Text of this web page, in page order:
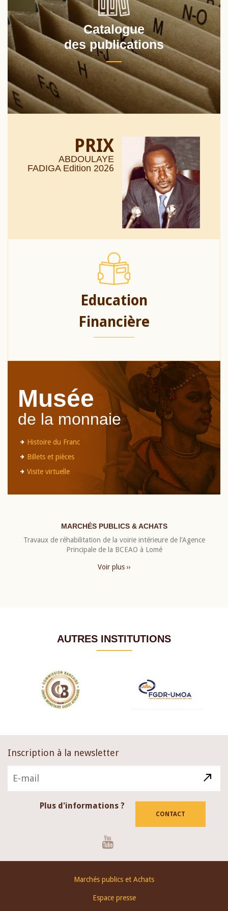
Catalogue
des publications
PRIX
ABDOULAYE
FADIGA Edition 2026
Education
Financière
Musée
de la monnaie
Histoire du Franc
Billets et pièces
Visite virtuelle
MARCHÉS PUBLICS & ACHATS
Travaux de réhabilitation de la voirie intérieure de l’Agence
Principale de la BCEAO à Lomé
Voir plus ››
AUTRES INSTITUTIONS
Inscription à la newsletter
Plus d'informations ?
CONTACT
Marchés publics et Achats
Espace presse